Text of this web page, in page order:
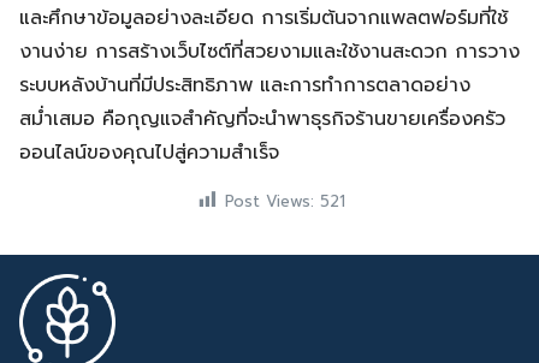
และศึกษาข้อมูลอย่างละเอียด การเริ่มต้นจากแพลตฟอร์มที่ใช้
งานง่าย การสร้างเว็บไซต์ที่สวยงามและใช้งานสะดวก การวาง
ระบบหลังบ้านที่มีประสิทธิภาพ และการทำการตลาดอย่าง
สม่ำเสมอ คือกุญแจสำคัญที่จะนำพาธุรกิจร้านขายเครื่องครัว
ออนไลน์ของคุณไปสู่ความสำเร็จ
Post Views: 521